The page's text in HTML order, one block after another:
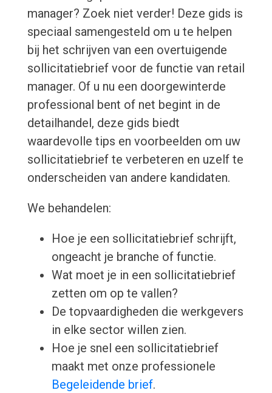
manager? Zoek niet verder! Deze gids is
speciaal samengesteld om u te helpen
bij het schrijven van een overtuigende
sollicitatiebrief voor de functie van retail
manager. Of u nu een doorgewinterde
professional bent of net begint in de
detailhandel, deze gids biedt
waardevolle tips en voorbeelden om uw
sollicitatiebrief te verbeteren en uzelf te
onderscheiden van andere kandidaten.
We behandelen:
Hoe je een sollicitatiebrief schrijft,
ongeacht je branche of functie.
Wat moet je in een sollicitatiebrief
zetten om op te vallen?
De topvaardigheden die werkgevers
in elke sector willen zien.
Hoe je snel een sollicitatiebrief
maakt met onze professionele
Begeleidende brief.